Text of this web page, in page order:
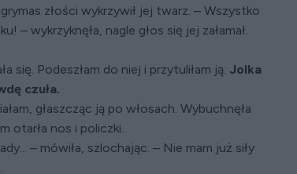
złości wykrzywił jej twarz. – Wszystko
– wykrzyknęła, nagle głos się jej załamał.
się. Podeszłam do niej i przytuliłam ją. Jolka
czuła.
głaszcząc ją po włosach. Wybuchnęła
otarła nos i policzki.
– mówiła, szlochając. – Nie mam już siły